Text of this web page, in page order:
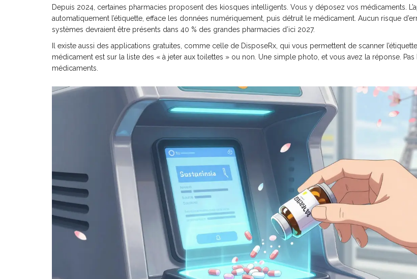
Depuis 2024, certaines pharmacies proposent des kiosques intelligents. Vous y déposez vos médicaments.
automatiquement l’étiquette, efface les données numériquement, puis détruit le médicament. Aucun risque
systèmes devraient être présents dans 40 % des grandes pharmacies d’ici 2027.
Il existe aussi des applications gratuites, comme celle de DisposeRx, qui vous permettent de scanner
médicament est sur la liste des « à jeter aux toilettes » ou non. Une simple photo, et vous avez la réponse. Pas
médicaments.